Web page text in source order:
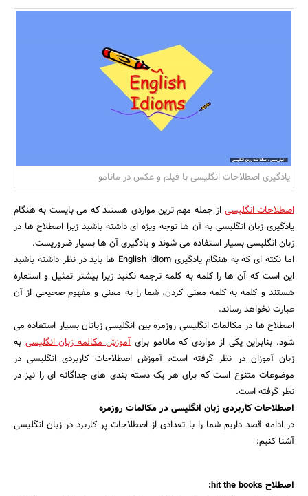
یادگیری اصطلاحات انگلیسی با فیلم و عکس در مانامو
اصطلاحات انگلیسی از جمله مهم ترین مواردی هستند که می بایست به هنگام
یادگیری زبان انگلیسی به آن ها توجه ویژه ای داشته باشید زیرا اصطلاح ها در
زبان انگلیسی بسیار استفاده می شوند و یادگیری آن ها بسیار ضروریست.
اما نکته ای که به هنگام یادگیری English idiom ها باید در نظر داشته باشید
این است که آن ها را کلمه به کلمه ترجمه نکنید زیرا بیشتر تمثیل و استعاره
هستند و کلمه به کلمه معنی کردن، شما را به معنی و مفهوم صحیحی از آن
عبارت نخواهد رساند.
اصطلاح ها در مکالمات انگلیسی روزمره بین انگلیسی زبانان بسیار استفاده می
شود. بنابراین یکی از مواردی که مانامو برایآموزش مکالمه زبان انگلیسی به
زبان آموزان در نظر گرفته است، آموزش اصطلاحات کاربردی انگلیسی در
موضوعات متنوع است که برای هر یک دسته بندی های جداگانه ای را نیز در
نظر گرفته است.
اصطلاحات کاربردی زبان انگلیسی در مکالمات روزمره
در ادامه قصد داریم شما را با تعدادی از اصطلاحات پر کاربرد در زبان انگلیسی
آشنا کنیم:
اصطلاح hit the books: